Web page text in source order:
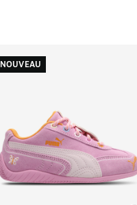
NOUVEAU